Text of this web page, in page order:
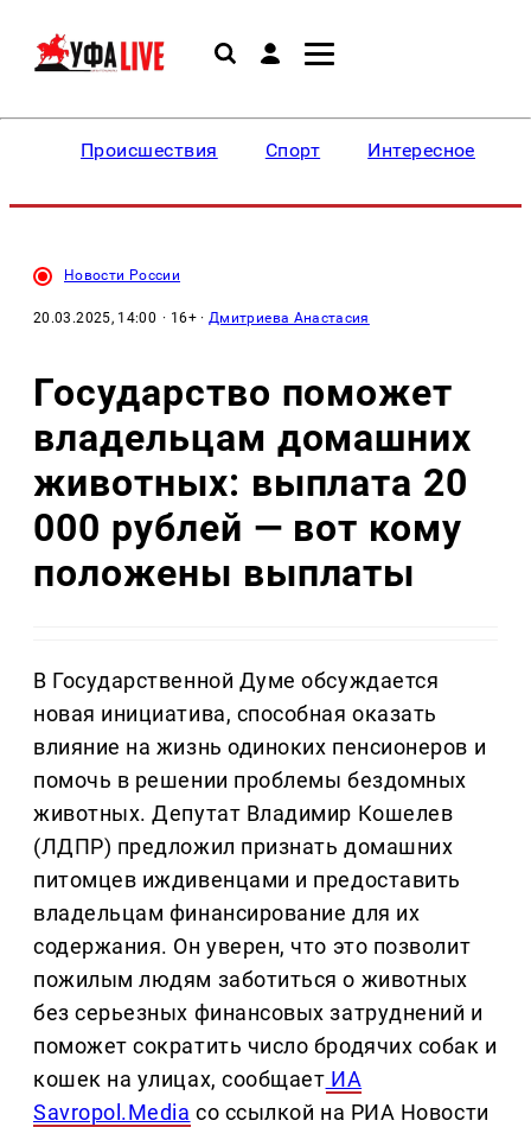
Происшествия Спорт Интересное
Новости России
20.03.2025, 14:00 · 16+ ·Дмитриева Анастасия
Государство поможет
владельцам домашних
животных: выплата 20
000 рублей — вот кому
положены выплаты
В Государственной Думе обсуждается
новая инициатива, способная оказать
влияние на жизнь одиноких пенсионеров и
помочь в решении проблемы бездомных
животных. Депутат Владимир Кошелев
(ЛДПР) предложил признать домашних
питомцев иждивенцами и предоставить
владельцам финансирование для их
содержания. Он уверен, что это позволит
пожилым людям заботиться о животных
без серьезных финансовых затруднений и
поможет сократить число бродячих собак и
кошек на улицах, сообщает ИА
Savropol.Media со ссылкой на РИА Новости